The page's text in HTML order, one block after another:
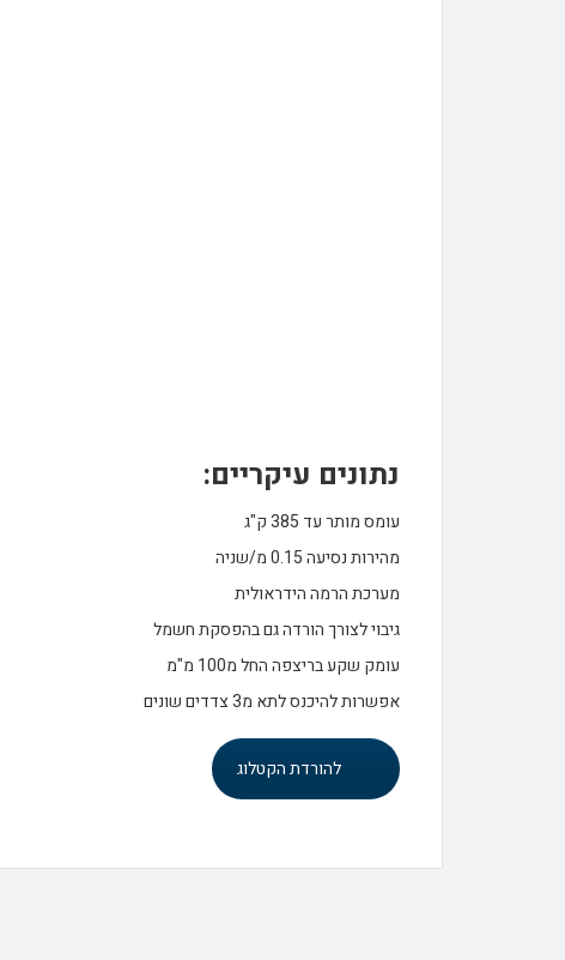
נתונים עיקריים:
עומס מותר עד 385 ק"ג
מהירות נסיעה 0.15 מ/שניה
מערכת הרמה הידראולית
גיבוי לצורך הורדה גם בהפסקת חשמל
עומק שקע בריצפה החל מ100 מ"מ
אפשרות להיכנס לתא מ3 צדדים שונים
להורדת הקטלוג